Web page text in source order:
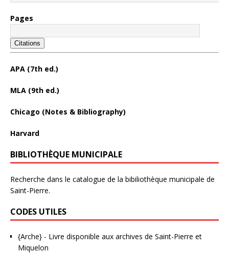
Pages
Citations
APA (7th ed.)
MLA (9th ed.)
Chicago (Notes & Bibliography)
Harvard
BIBLIOTHÈQUE MUNICIPALE
Recherche dans le catalogue de la bibiliothèque municipale de
Saint-Pierre.
CODES UTILES
{Arche} - Livre disponible aux archives de Saint-Pierre et
Miquelon